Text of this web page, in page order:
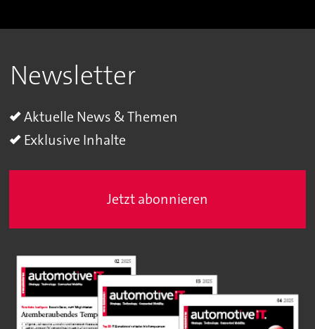
Newsletter
Aktuelle News & Themen
Exklusive Inhalte
Jetzt abonnieren